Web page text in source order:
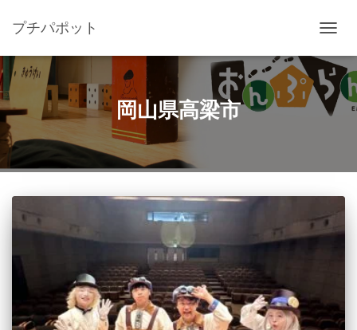
プチパポット
ビ
ゲ
ー
シ
ョ
岡山県高梁市